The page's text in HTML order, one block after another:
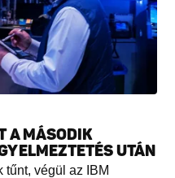
A MÁSODIK
UTÁN
tűnt, végül az IBM